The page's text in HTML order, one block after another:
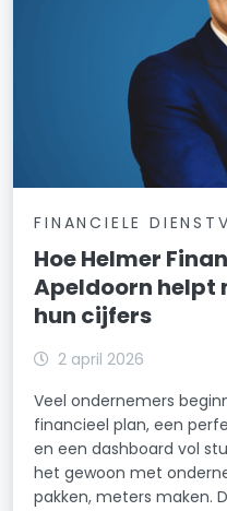
FINANCIELE
Hoe Helmer
Apeldoorn helpt
hun cijfers
2 april 2026
Veel ondernemers
financieel plan, een
en een dashboard vol
het gewoon met
pakken, meters maken.